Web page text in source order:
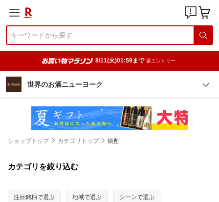
8/11(火)01:59まで 要エントリー
世界のお酒ニューヨーク
ショップトップ カテゴリトップ 焼酎
カテゴリを絞り込む
注目銘柄で選ぶ 地域で選ぶ シーンで選ぶ